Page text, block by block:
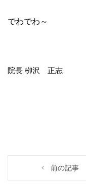
でわでわ～
院長 栁沢 正志
前の記事